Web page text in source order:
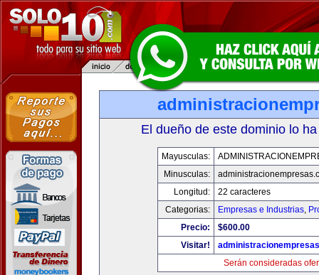
El dueño de este dominio lo
Mayusculas:
Minusculas:
Longitud:
22 caracteres
Categorias:
Empresas e Industrias,
Precio:
$600.00
Visitar!
Serán consideradas